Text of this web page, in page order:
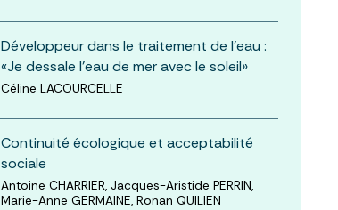
Développeur dans le traitement de l'eau :
«Je dessale l’eau de mer avec le soleil»
Céline LACOURCELLE
Continuité écologique et acceptabilité
sociale
Antoine CHARRIER, Jacques-Aristide PERRIN,
Marie-Anne GERMAINE, Ronan QUILIEN